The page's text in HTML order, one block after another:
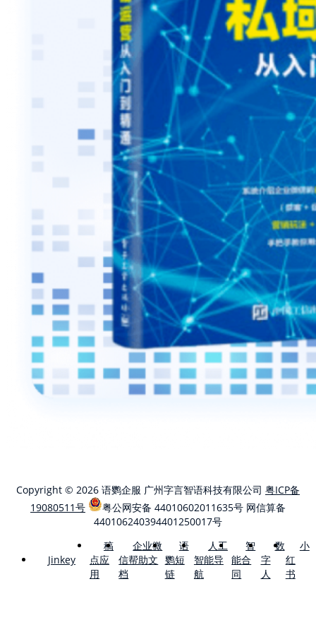
Copyright © 2026 语鹦企服 广州字言智语科技有限公司 粤ICP备
19080511号
粤公网安备 44010602011635号 网信算备
440106240394401250017号
Jinkey
稿
点应
用
企业微
信帮助文
档
语
鹦短
链
人工
智能导
航
智
能合
同
数
字
人
小
红
书